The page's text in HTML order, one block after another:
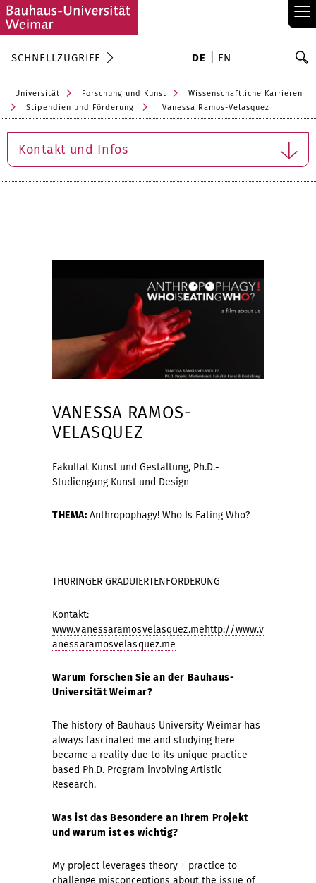
≡
SCHNELLZUGRIFF DE EN
Universität Forschung und Kunst
Wissenschaftliche Karrieren
Stipendien und Förderung
Vanessa Ramos-Velasquez
Kontakt und Infos
VANESSA RAMOS-
VELASQUEZ
Fakultät Kunst und Gestaltung, Ph.D.-
Studiengang Kunst und Design
THEMA:Anthropophagy! Who Is Eating Who?
THÜRINGER GRADUIERTENFÖRDERUNG
Kontakt:
www.vanessaramosvelasquez.mehttp://www.v
anessaramosvelasquez.me
Warum forschen Sie an der Bauhaus-
Universität Weimar?
The history of Bauhaus University Weimar has
always fascinated me and studying here
became a reality due to its unique practice-
based Ph.D. Program involving Artistic
Research.
Was ist das Besondere an Ihrem Projekt
und warum ist es wichtig?
My project leverages theory + practice to
challenge misconceptions about the issue of